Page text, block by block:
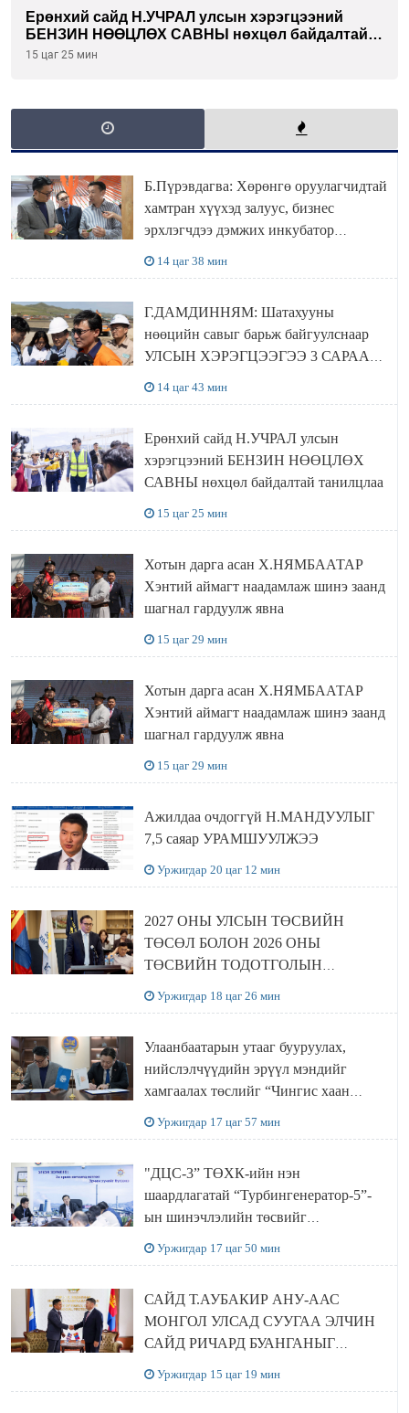
Ерөнхий сайд Н.УЧРАЛ улсын хэрэгцээний
БЕНЗИН НӨӨЦЛӨХ САВНЫ нөхцөл байдалтай
танилцлаа
15 цаг 25 мин
Б.Пүрэвдагва: Хөрөнгө оруулагчидтай
хамтран хүүхэд залуус, бизнес
эрхлэгчдээ дэмжих инкубатор
14 цаг 38 мин
Г.ДАМДИННЯМ: Шатахууны
нөөцийн савыг барьж байгуулснаар
УЛСЫН ХЭРЭГЦЭЭГЭЭ 3 САРААР
14 цаг 43 мин
Ерөнхий сайд Н.УЧРАЛ улсын
хэрэгцээний БЕНЗИН НӨӨЦЛӨХ
САВНЫ нөхцөл байдалтай танилцлаа
15 цаг 25 мин
Хотын дарга асан Х.НЯМБААТАР
Хэнтий аймагт наадамлаж шинэ заанд
шагнал гардуулж явна
15 цаг 29 мин
Хотын дарга асан Х.НЯМБААТАР
Хэнтий аймагт наадамлаж шинэ заанд
шагнал гардуулж явна
15 цаг 29 мин
Ажилдаа очдоггүй Н.МАНДУУЛЫГ
7,5 саяар УРАМШУУЛЖЭЭ
Уржигдар 20 цаг 12 мин
2027 ОНЫ УЛСЫН ТӨСВИЙН
ТӨСӨЛ БОЛОН 2026 ОНЫ
ТӨСВИЙН ТОДОТГОЛЫН
Уржигдар 18 цаг 26 мин
Улаанбаатарын утааг бууруулах,
нийслэлчүүдийн эрүүл мэндийг
хамгаалах төслийг “Чингис хаан
Уржигдар 17 цаг 57 мин
"ДЦС-3” ТӨХК-ийн нэн
шаардлагатай “Турбингенератор-5”-
ын шинэчлэлийн төсвийг
Уржигдар 17 цаг 50 мин
САЙД Т.АУБАКИР АНУ-ААС
МОНГОЛ УЛСАД СУУГАА ЭЛЧИН
САЙД РИЧАРД БУАНГАНЫГ
Уржигдар 15 цаг 19 мин